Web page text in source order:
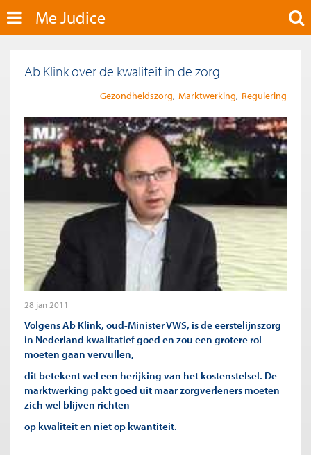
Me Judice
Ab Klink over de kwaliteit in de zorg
Gezondheidszorg Marktwerking Regulering
28 jan 2011
Volgens Ab Klink, oud-Minister VWS, is de eerstelijnszorg
in Nederland kwalitatief goed en zou een grotere rol
moeten gaan vervullen,
dit betekent wel een herijking van het kostenstelsel. De
marktwerking pakt goed uit maar zorgverleners moeten
zich wel blijven richten
op kwaliteit en niet op kwantiteit.